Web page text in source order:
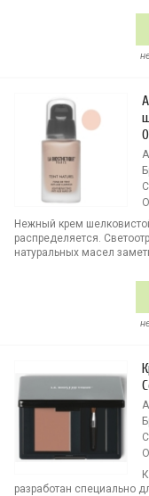
Нежный крем
распределяется.
натуральных масел
разработан специально